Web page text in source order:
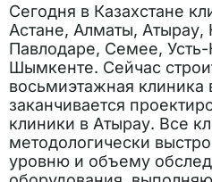
Сегодня в Казахстане
Астане, Алматы, Атырау,
Павлодаре, Семее,
Шымкенте. Сейчас
восьмиэтажная клиника
заканчивается
клиники в Атырау. Все
методологически
уровню и объему